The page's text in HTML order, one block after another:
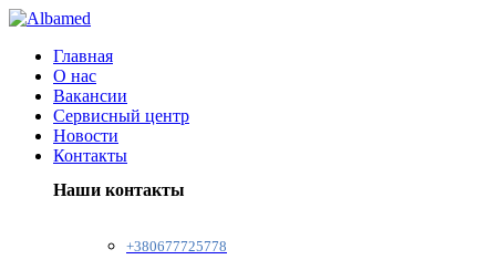
Главная
О нас
Вакансии
Сервисный центр
Новости
Контакты
Наши контакты
+380677725778